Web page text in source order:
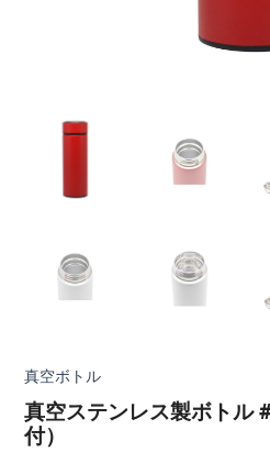
真空ボトル
真空ステンレス製ボトル
付）